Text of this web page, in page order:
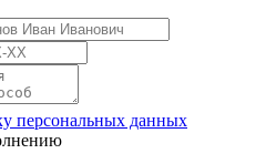
персональных данных